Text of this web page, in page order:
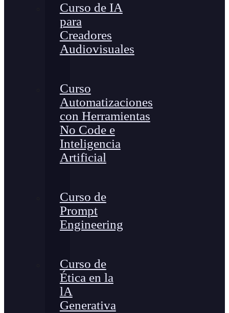
Curso de IA
para
Creadores
Audiovisuales
Curso
Automatizaciones
con Herramientas
No Code e
Inteligencia
Artificial
Curso de
Prompt
Engineering
Curso de
Ética en la
lA
Generativa